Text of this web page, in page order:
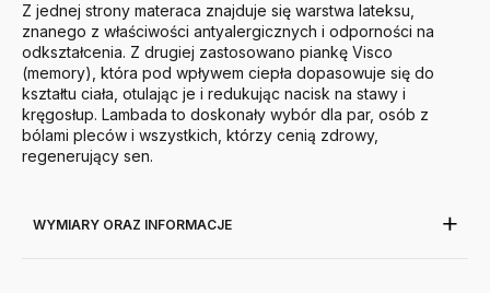
Z jednej strony materaca znajduje się warstwa lateksu,
znanego z właściwości antyalergicznych i odporności na
odkształcenia. Z drugiej zastosowano piankę Visco
(memory), która pod wpływem ciepła dopasowuje się do
kształtu ciała, otulając je i redukując nacisk na stawy i
kręgosłup. Lambada to doskonały wybór dla par, osób z
bólami pleców i wszystkich, którzy cenią zdrowy,
regenerujący sen.
WYMIARY ORAZ INFORMACJE